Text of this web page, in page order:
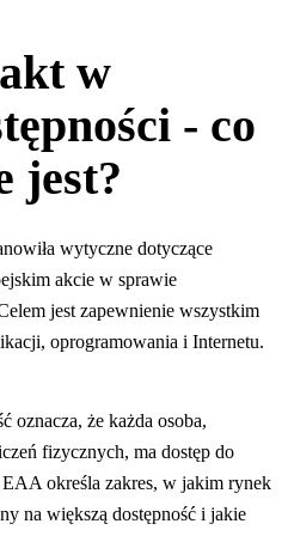
w
- co
jest?
wytyczne dotyczące
akcie w sprawie
jest zapewnienie wszystkim
oprogramowania i Internetu.
oznacza, że każda osoba,
fizycznych, ma dostęp do
określa zakres, w jakim rynek
na większą dostępność i jakie